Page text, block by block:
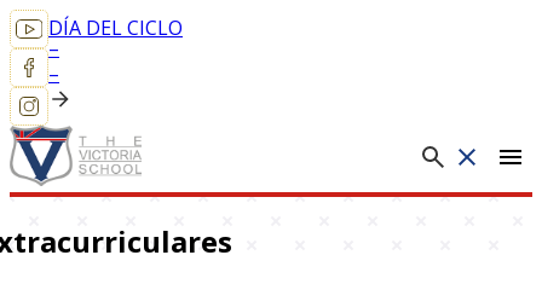
DÍA DEL CICLO
–
–
menu